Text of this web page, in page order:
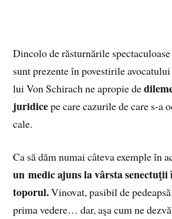
Dincolo de răsturnările
sunt prezente în povestirile
lui Von Schirach ne apropie de
juridicepe care cazurile de care s-a
cale.
Ca să dăm numai câteva exemple în
un medic ajuns la vârsta senectuţii
toporul.Vinovat, pasibil de
prima vedere… dar, aşa cum ne